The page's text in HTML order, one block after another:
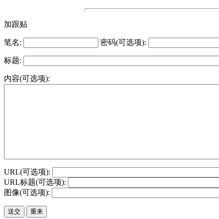
加跟贴
笔名: 密码(可选项):
标题:
内容(可选项):
URL(可选项):
URL标题(可选项):
图像(可选项):